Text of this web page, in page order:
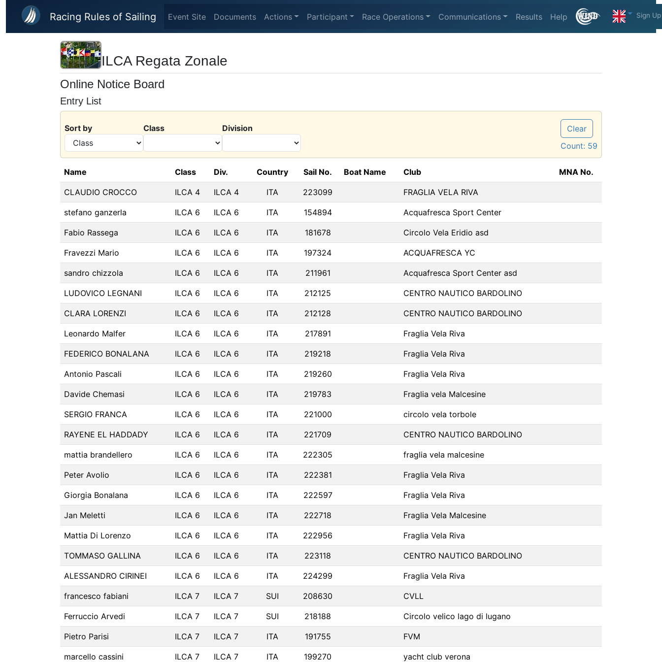
Skip to main content
Racing Rules of Sailing Event Site Documents Actions Participant Race Operations Communications Results Help Sign Up
ILCA Regata Zonale
Online Notice Board
Entry List
Sort by Class Division
Clear
Count: 59
Name Class Div. Country Sail No. Boat Name Club MNA No.
CLAUDIO CROCCO ILCA 4 ILCA 4 ITA 223099 FRAGLIA VELA RIVA
stefano ganzerla ILCA 6 ILCA 6 ITA 154894 Acquafresca Sport Center
Fabio Rassega ILCA 6 ILCA 6 ITA 181678 Circolo Vela Eridio asd
Fravezzi Mario ILCA 6 ILCA 6 ITA 197324 ACQUAFRESCA YC
sandro chizzola ILCA 6 ILCA 6 ITA 211961 Acquafresca Sport Center asd
LUDOVICO LEGNANI ILCA 6 ILCA 6 ITA 212125 CENTRO NAUTICO BARDOLINO
CLARA LORENZI ILCA 6 ILCA 6 ITA 212128 CENTRO NAUTICO BARDOLINO
Leonardo Malfer ILCA 6 ILCA 6 ITA 217891 Fraglia Vela Riva
FEDERICO BONALANA ILCA 6 ILCA 6 ITA 219218 Fraglia Vela Riva
Antonio Pascali ILCA 6 ILCA 6 ITA 219260 Fraglia Vela Riva
Davide Chemasi ILCA 6 ILCA 6 ITA 219783 Fraglia vela Malcesine
SERGIO FRANCA ILCA 6 ILCA 6 ITA 221000 circolo vela torbole
RAYENE EL HADDADY ILCA 6 ILCA 6 ITA 221709 CENTRO NAUTICO BARDOLINO
mattia brandellero ILCA 6 ILCA 6 ITA 222305 fraglia vela malcesine
Peter Avolio ILCA 6 ILCA 6 ITA 222381 Fraglia Vela Riva
Giorgia Bonalana ILCA 6 ILCA 6 ITA 222597 Fraglia Vela Riva
Jan Meletti ILCA 6 ILCA 6 ITA 222718 Fraglia Vela Malcesine
Mattia Di Lorenzo ILCA 6 ILCA 6 ITA 222956 Fraglia Vela Riva
TOMMASO GALLINA ILCA 6 ILCA 6 ITA 223118 CENTRO NAUTICO BARDOLINO
ALESSANDRO CIRINEI ILCA 6 ILCA 6 ITA 224299 Fraglia Vela Riva
francesco fabiani ILCA 7 ILCA 7 SUI 208630 CVLL
Ferruccio Arvedi ILCA 7 ILCA 7 SUI 218188 Circolo velico lago di lugano
Pietro Parisi ILCA 7 ILCA 7 ITA 191755 FVM
marcello cassini ILCA 7 ILCA 7 ITA 199270 yacht club verona